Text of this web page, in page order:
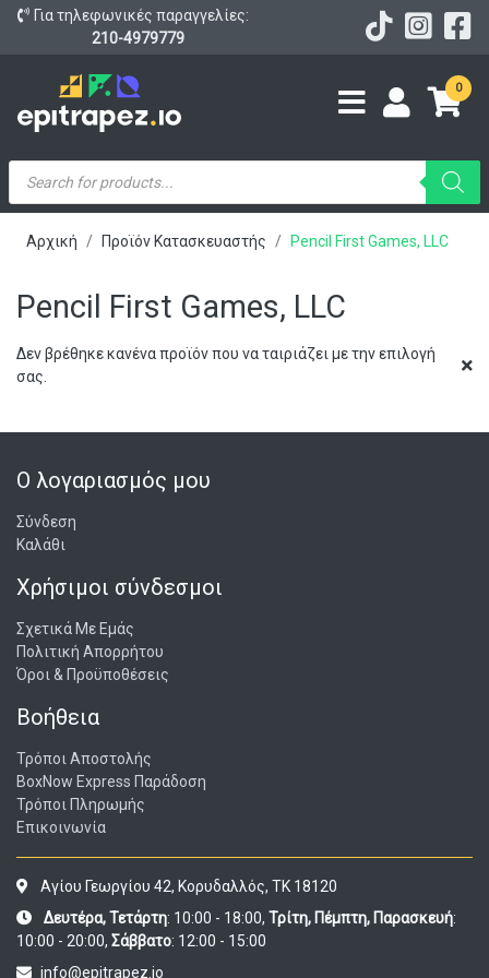
Για τηλεφωνικές παραγγελίες:
210-4979779
0
Products
search
Αρχική Προϊόν Κατασκευαστής Pencil First Games, LLC
Pencil First Games, LLC
Δεν βρέθηκε κανένα προϊόν που να ταιριάζει με την επιλογή
σας.
Ο λογαριασμός μου
Σύνδεση
Καλάθι
Χρήσιμοι σύνδεσμοι
Σχετικά Με Εμάς
Πολιτική Απορρήτου
Όροι & Προϋποθέσεις
Βοήθεια
Τρόποι Αποστολής
BoxNow Express Παράδοση
Τρόποι Πληρωμής
Επικοινωνία
Αγίου Γεωργίου 42, Κορυδαλλός, ΤΚ 18120
Δευτέρα, Τετάρτη: 10:00 - 18:00, Τρίτη, Πέμπτη, Παρασκευή:
10:00 - 20:00, Σάββατο: 12:00 - 15:00
info@epitrapez.io